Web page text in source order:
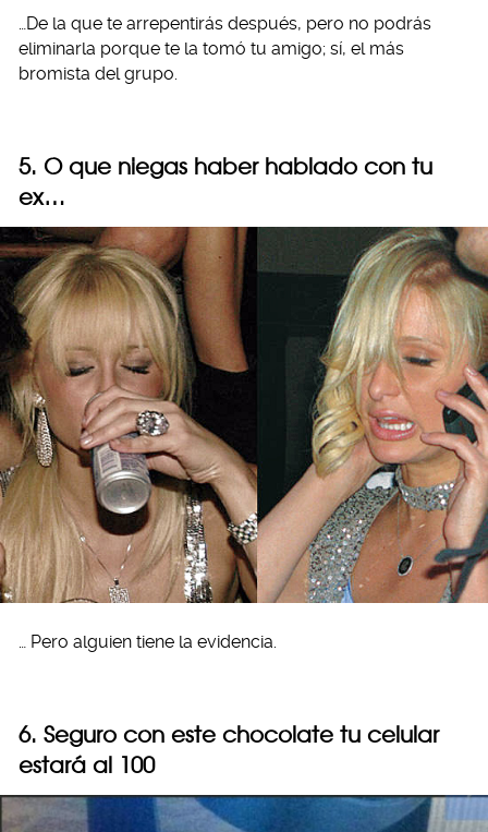
…De la que te arrepentirás después, pero no podrás
eliminarla porque te la tomó tu amigo; sí, el más
bromista del grupo.
5. O que niegas haber hablado con tu
ex…
… Pero alguien tiene la evidencia.
6. Seguro con este chocolate tu celular
estará al 100